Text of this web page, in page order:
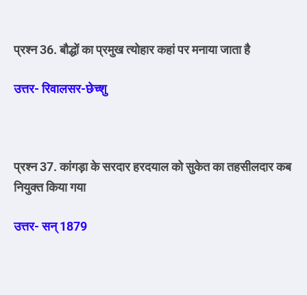
प्रश्न 36. बौद्धों का प्रमुख त्योहार कहां पर मनाया जाता है
उत्तर- रिवालसर-छेच्शु
प्रश्न 37. कांगड़ा के सरदार हरदयाल को सुकेत का तहसीलदार कब
नियुक्त किया गया
उत्तर- सन् 1879